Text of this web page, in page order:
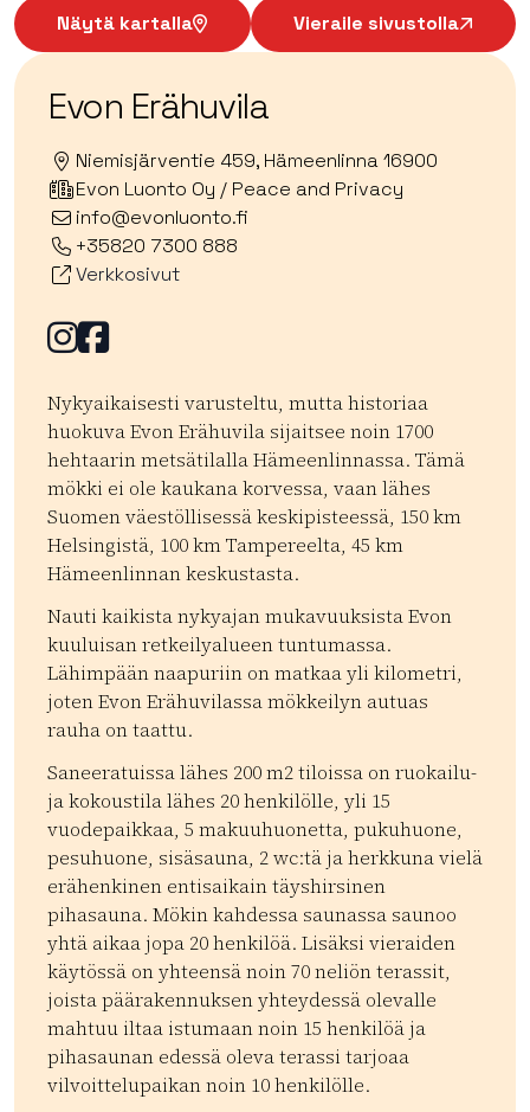
Näytä kartalla Vieraile sivustolla
Evon Erähuvila
Niemisjärventie 459, Hämeenlinna 16900
Evon Luonto Oy / Peace and Privacy
info@evonluonto.fi
+35820 7300 888
Verkkosivut
Facebook
Facebook
Nykyaikaisesti varusteltu, mutta historiaa
huokuva Evon Erähuvila sijaitsee noin 1700
hehtaarin metsätilalla Hämeenlinnassa. Tämä
mökki ei ole kaukana korvessa, vaan lähes
Suomen väestöllisessä keskipisteessä, 150 km
Helsingistä, 100 km Tampereelta, 45 km
Hämeenlinnan keskustasta.
Nauti kaikista nykyajan mukavuuksista Evon
kuuluisan retkeilyalueen tuntumassa.
Lähimpään naapuriin on matkaa yli kilometri,
joten Evon Erähuvilassa mökkeilyn autuas
rauha on taattu.
Saneeratuissa lähes 200 m2 tiloissa on ruokailu-
ja kokoustila lähes 20 henkilölle, yli 15
vuodepaikkaa, 5 makuuhuonetta, pukuhuone,
pesuhuone, sisäsauna, 2 wc:tä ja herkkuna vielä
erähenkinen entisaikain täyshirsinen
pihasauna. Mökin kahdessa saunassa saunoo
yhtä aikaa jopa 20 henkilöä. Lisäksi vieraiden
käytössä on yhteensä noin 70 neliön terassit,
joista päärakennuksen yhteydessä olevalle
mahtuu iltaa istumaan noin 15 henkilöä ja
pihasaunan edessä oleva terassi tarjoaa
vilvoittelupaikan noin 10 henkilölle.